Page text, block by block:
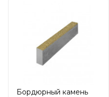
Бордюрный камень